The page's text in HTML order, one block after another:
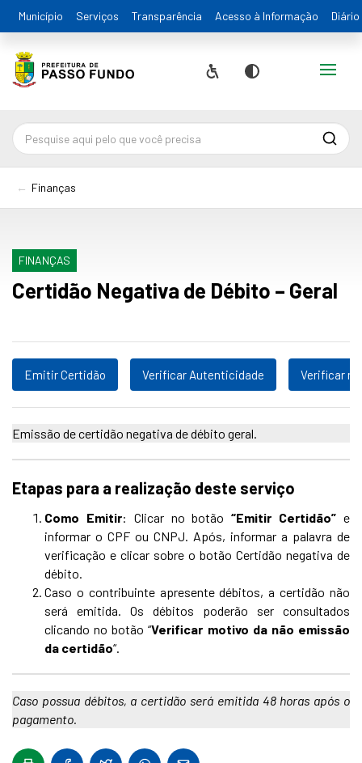
Município Serviços Transparência Acesso à Informação
Acessibilidade
Contraste
Alternar
Finanças
FINANÇAS
Certidão Negativa de Débito – Geral
Emitir Certidão Verificar Autenticidade Verificar
Emissão de certidão negativa de débito geral.
Etapas para a realização deste serviço
Como Emitir: Clicar no botão“Emitir Certidão” e
informar o CPF ou CNPJ. Após, informar a palavra de
verificação e clicar sobre o botão Certidão negativa de
débito.
Caso o contribuinte apresente débitos, a certidão não
será emitida. Os débitos poderão ser consultados
clicando no botão “Verificar motivo da não emissão
da certidão“.
Caso possua débitos, a certidão será emitida 48 horas após o
pagamento.